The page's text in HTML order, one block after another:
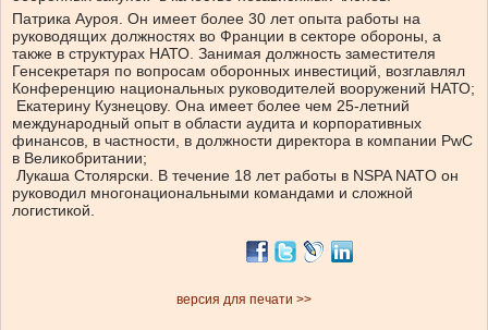
Патрика Ауроя. Он имеет более 30 лет опыта работы на
руководящих должностях во Франции в секторе обороны, а
также в структурах НАТО. Занимая должность заместителя
Генсекретаря по вопросам оборонных инвестиций, возглавлял
Конференцию национальных руководителей вооружений НАТО;
Екатерину Кузнецову. Она имеет более чем 25-летний
международный опыт в области аудита и корпоративных
финансов, в частности, в должности директора в компании PwC
в Великобритании;
Лукаша Столярски. В течение 18 лет работы в NSPA NATO он
руководил многонациональными командами и сложной
логистикой.
версия для печати >>